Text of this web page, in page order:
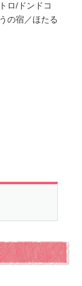
ロ/ドンドコ
の宿／ほたる